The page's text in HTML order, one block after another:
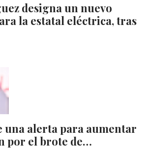
designa un nuevo
la estatal eléctrica, tras
una alerta para aumentar
por el brote de…